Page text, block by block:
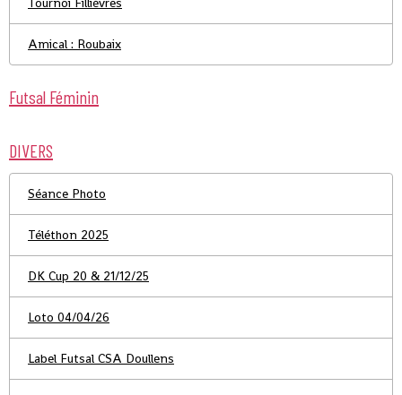
Amical : Roubaix
Futsal Féminin
DIVERS
Séance Photo
Téléthon 2025
DK Cup 20 & 21/12/25
Loto 04/04/26
Label Futsal CSA Doullens